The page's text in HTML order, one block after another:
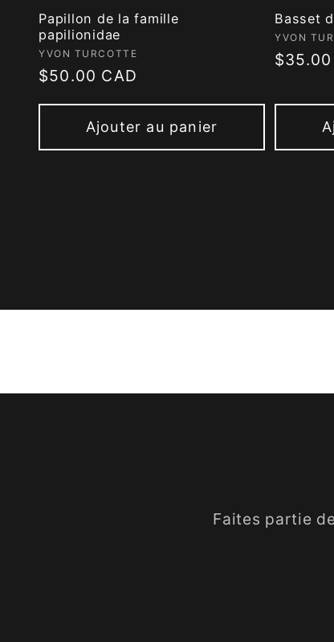
Papillon de la famille
papilionidae
Fournisseur :
YVON TURCOTTE
Prix
$50.00 CAD
Ajouter au panier
Basset
YVON
Prix
$35.00
Faites partie